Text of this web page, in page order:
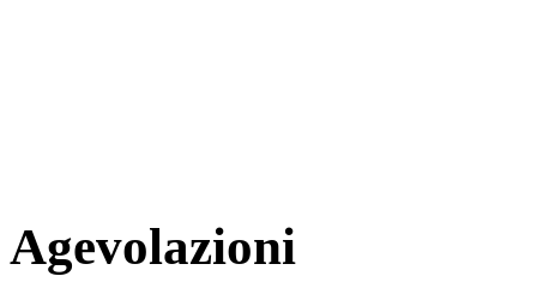
Agevolazioni